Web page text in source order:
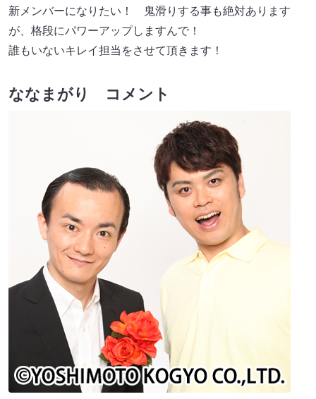
新メンバーになりたい！ 鬼滑りする事も絶対あります
が、格段にパワーアップしますんで！
誰もいないキレイ担当をさせて頂きます！
ななまがり コメント